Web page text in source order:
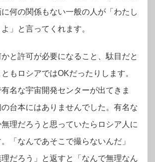
何の関係もない一般の人が「わたし
」と言ってくれます。
と許可が必要になること、駄目だと
もロシアではOKだったりします。
名な宇宙開発センターが出てきま
台本にはありませんでした。有名な
理だろうと思っていたらロシア人に
「なんであそこで撮らないんだ」
だろう」と返すと「なんで無理なん